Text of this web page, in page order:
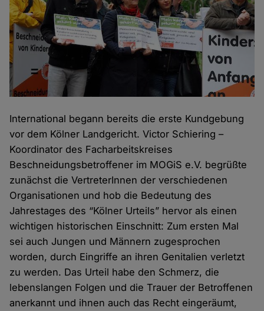
International begann bereits die erste Kundgebung
vor dem Kölner Landgericht. Victor Schiering –
Koordinator des Facharbeitskreises
Beschneidungsbetroffener im MOGiS e.V. begrüßte
zunächst die VertreterInnen der verschiedenen
Organisationen und hob die Bedeutung des
Jahrestages des “Kölner Urteils” hervor als einen
wichtigen historischen Einschnitt: Zum ersten Mal
sei auch Jungen und Männern zugesprochen
worden, durch Eingriffe an ihren Genitalien verletzt
zu werden. Das Urteil habe den Schmerz, die
lebenslangen Folgen und die Trauer der Betroffenen
anerkannt und ihnen auch das Recht eingeräumt,